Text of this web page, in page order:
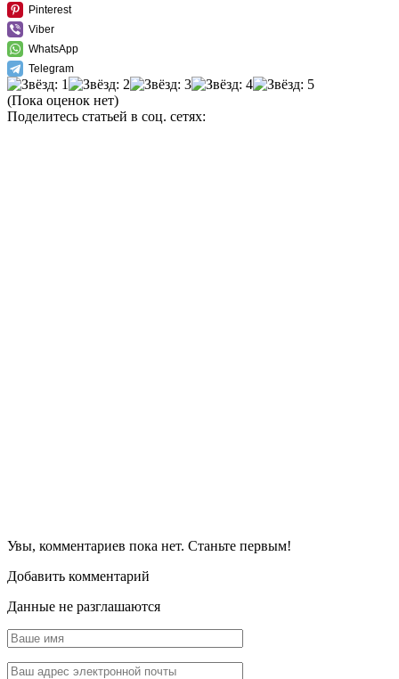
Pinterest
Viber
WhatsApp
Telegram
(Пока оценок нет)
Поделитесь статьей в соц. сетях:
Увы, комментариев пока нет. Станьте первым!
Добавить комментарий
Данные не разглашаются